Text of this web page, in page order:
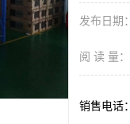
发布日期：
阅 读 量：
销售电话：